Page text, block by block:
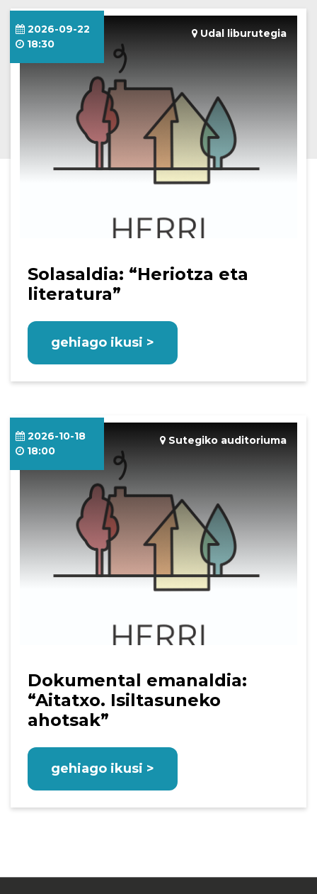
Udal liburutegia
2026-09-22
18:30
Solasaldia: “Heriotza eta
literatura”
gehiago ikusi >
Sutegiko auditoriuma
2026-10-18
18:00
Dokumental emanaldia:
“Aitatxo. Isiltasuneko
ahotsak”
gehiago ikusi >